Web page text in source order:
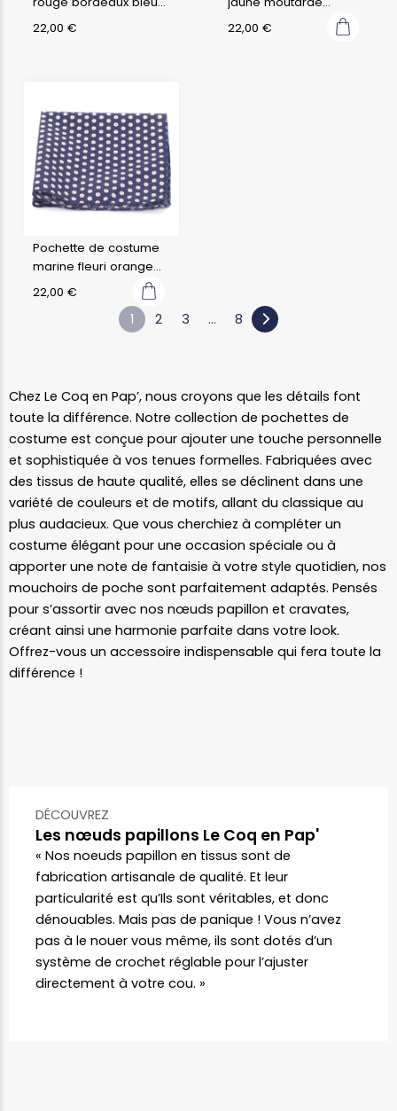
pétrole fleuri liberty
22,00 €
japonais fuji
22,00 €
Pochette de costume
marine fleuri orange
blanc
22,00 €
1 2 3 … 8
Chez Le Coq en Pap’, nous croyons que les détails font
toute la différence. Notre collection de pochettes de
costume est conçue pour ajouter une touche personnelle
et sophistiquée à vos tenues formelles. Fabriquées avec
des tissus de haute qualité, elles se déclinent dans une
variété de couleurs et de motifs, allant du classique au
plus audacieux. Que vous cherchiez à compléter un
costume élégant pour une occasion spéciale ou à
apporter une note de fantaisie à votre style quotidien, nos
mouchoirs de poche sont parfaitement adaptés. Pensés
pour s’assortir avec nos nœuds papillon et cravates,
créant ainsi une harmonie parfaite dans votre look.
Offrez-vous un accessoire indispensable qui fera toute la
différence !
DÉCOUVREZ
Les nœuds papillons Le Coq en Pap'
« Nos noeuds papillon en tissus sont de
fabrication artisanale de qualité. Et leur
particularité est qu’Ils sont véritables, et donc
dénouables. Mais pas de panique ! Vous n’avez
pas à le nouer vous même, ils sont dotés d’un
système de crochet réglable pour l’ajuster
directement à votre cou. »